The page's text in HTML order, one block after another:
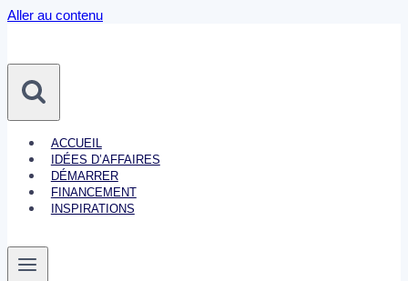
Aller au contenu
ACCUEIL
IDÉES D’AFFAIRES
DÉMARRER
FINANCEMENT
INSPIRATIONS